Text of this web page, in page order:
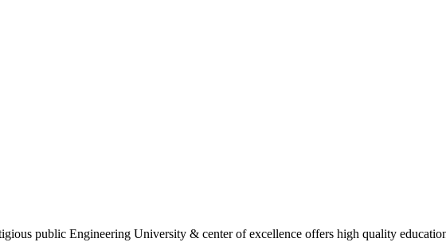
public Engineering University & center of excellence offers high quality